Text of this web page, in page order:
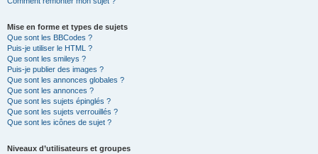
Mise en forme et types de sujets
Que sont les BBCodes ?
Puis-je utiliser le HTML ?
Que sont les smileys ?
Puis-je publier des images ?
Que sont les annonces globales ?
Que sont les annonces ?
Que sont les sujets épinglés ?
Que sont les sujets verrouillés ?
Que sont les icônes de sujet ?
Niveaux d’utilisateurs et groupes